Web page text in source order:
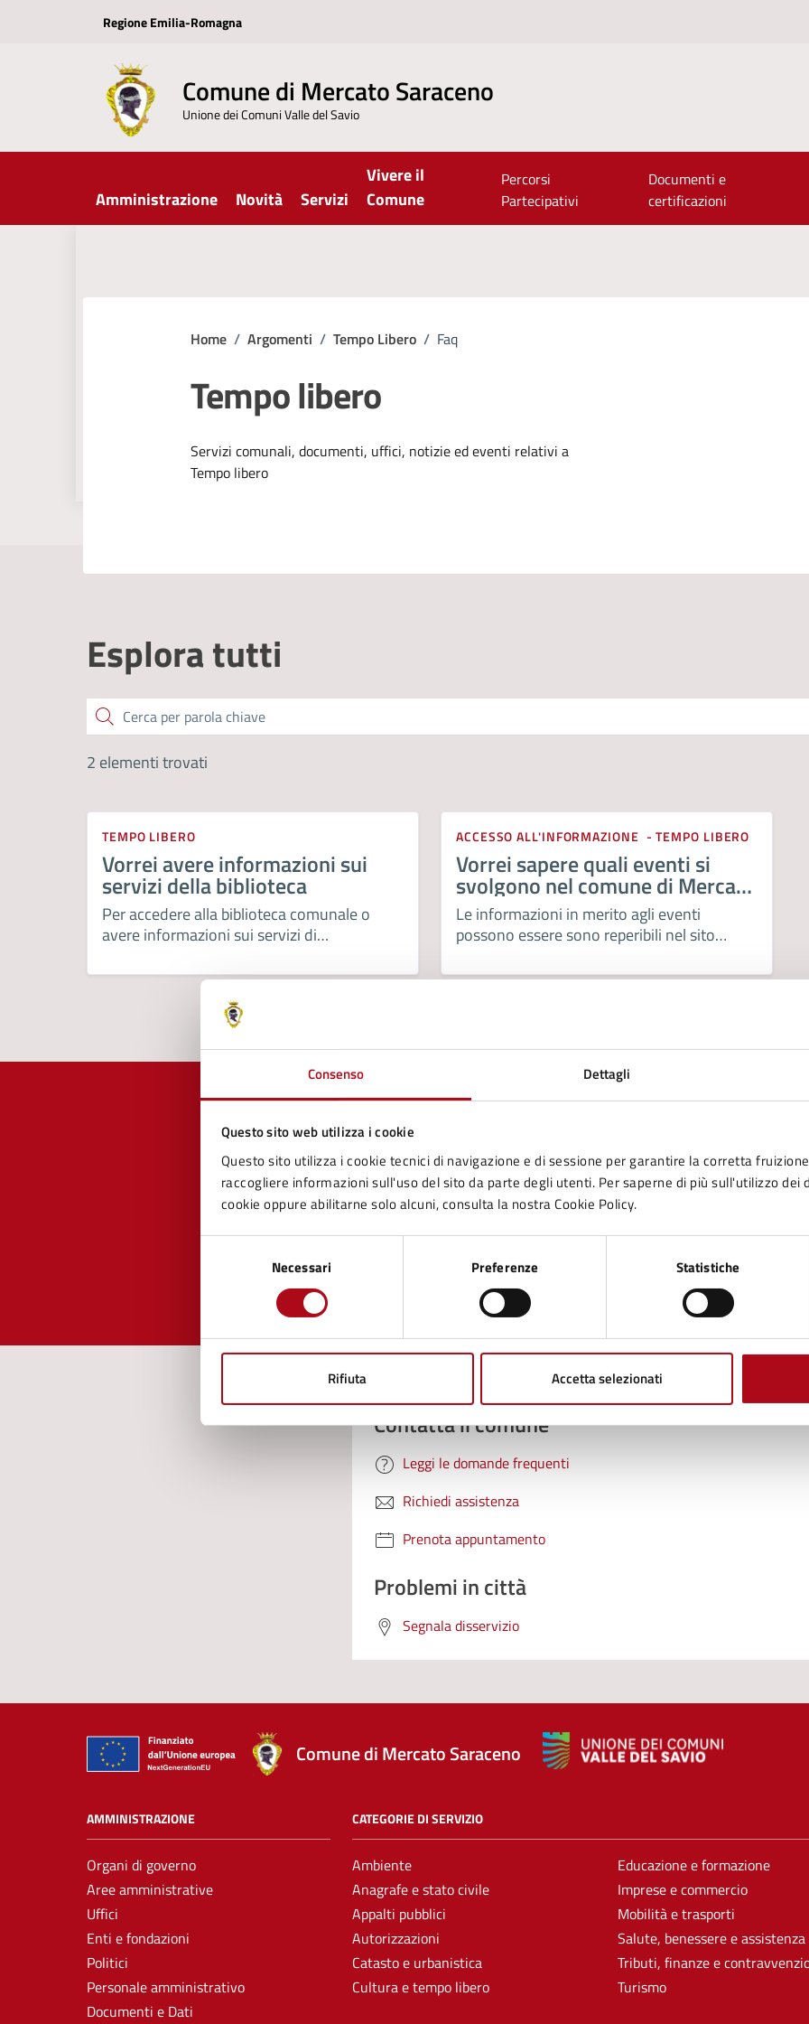
Consenso Dettagli
Questo sito web utilizza i cookie
Questo sito utilizza i cookie tecnici di navigazione e di sessione per garantire la corretta
raccogliere informazioni sull'uso del sito da parte degli utenti. Per saperne di più sull'utilizzo dei
cookie oppure abilitarne solo alcuni, consulta la nostra Cookie Policy.
Necessari Preferenze Statistiche
Rifiuta Accetta selezionati
Regione Emilia-Romagna
Comune di Mercato Saraceno
Unione dei Comuni Valle del Savio
Amministrazione Novità Servizi
Vivere il
Comune
Percorsi
Partecipativi
Documenti e
certificazioni
Home / Argomenti / Tempo Libero / Faq
Tempo libero
Dettagli dell'argomento
Servizi comunali, documenti, uffici, notizie ed eventi relativi a
Tempo libero
Esplora tutti
Cerca
2 elementi trovati
TEMPO LIBERO
Vorrei avere informazioni sui
servizi della biblioteca
Per accedere alla biblioteca comunale o
avere informazioni sui servizi di
servizi offerti è consigliabile contattare la
biblioteca al n. 0547/90584 oppure
inviando una mail a
La biblioteca è […]
ACCESSO ALL'INFORMAZIONE TEMPO LIBERO
Vorrei sapere quali eventi si
svolgono nel comune di Mercato
Saraceno
Le informazioni in merito agli eventi
possono essere sono reperibili nel sito
www.comune.mercatosaracenoturismo.it
Quanto sono chiare le informazioni su questa
pagina?
Valuta 5 stelle su 5
Valuta 4 stelle su 5
Valuta 3 stelle su 5
Valuta 2 stelle su 5
Valuta 1 stelle su 5
Contatta il comune
Leggi le domande frequenti
Richiedi assistenza
Prenota appuntamento
Problemi in città
Segnala disservizio
Comune di Mercato Saraceno
AMMINISTRAZIONE
Organi di governo
Aree amministrative
Uffici
Enti e fondazioni
Politici
Personale amministrativo
Documenti e Dati
CATEGORIE DI SERVIZIO
Ambiente
Anagrafe e stato civile
Appalti pubblici
Autorizzazioni
Catasto e urbanistica
Cultura e tempo libero
Educazione e formazione
Imprese e commercio
Mobilità e trasporti
Salute, benessere e assistenza
Tributi, finanze e
Turismo